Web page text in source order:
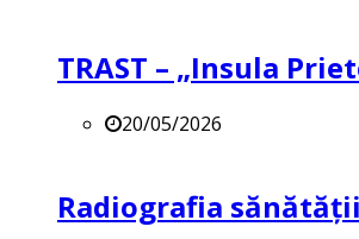
TRAST – „Insula
20/05/2026
Radiografia sănătății